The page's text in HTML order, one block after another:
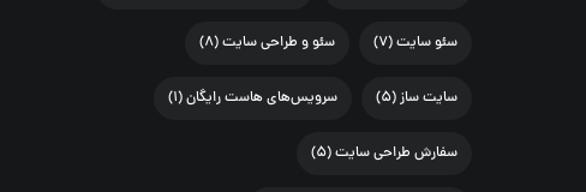
سئو سایت(۷) سئو و طراحی سایت(۸)
سایت ساز(۵) سرویس‌های هاست رایگان(۱)
سفارش طراحی سایت(۵)